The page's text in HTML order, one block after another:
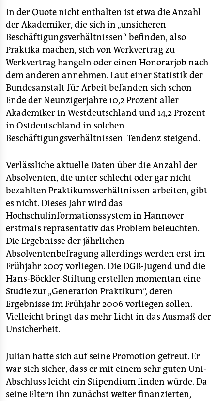
In der Quote nicht enthalten ist etwa die Anzahl
der Akademiker, die sich in „unsicheren
Beschäftigungsverhältnissen“ befinden, also
Praktika machen, sich von Werkvertrag zu
Werkvertrag hangeln oder einen Honorarjob nach
dem anderen annehmen. Laut einer Statistik der
Bundesanstalt für Arbeit befanden sich schon
Ende der Neunzigerjahre 10,2 Prozent aller
Akademiker in Westdeutschland und 14,2 Prozent
in Ostdeutschland in solchen
Beschäftigungsverhältnissen. Tendenz steigend.
Verlässliche aktuelle Daten über die Anzahl der
Absolventen, die unter schlecht oder gar nicht
bezahlten Praktikumsverhältnissen arbeiten, gibt
es nicht. Dieses Jahr wird das
Hochschulinformationssystem in Hannover
erstmals repräsentativ das Problem beleuchten.
Die Ergebnisse der jährlichen
Absolventenbefragung allerdings werden erst im
Frühjahr 2007 vorliegen. Die DGB-Jugend und die
Hans-Böckler-Stiftung erstellen momentan eine
Studie zur „Generation Praktikum“, deren
Ergebnisse im Frühjahr 2006 vorliegen sollen.
Vielleicht bringt das mehr Licht in das Ausmaß der
Unsicherheit.
Julian hatte sich auf seine Promotion gefreut. Er
war sich sicher, dass er mit einem sehr guten Uni-
Abschluss leicht ein Stipendium finden würde. Da
seine Eltern ihn zunächst weiter finanzierten,